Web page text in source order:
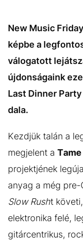
New Music
képbe a
válogatott
újdonságaink
Last Dinner
dala.
Kezdjük talán a
megjelent a
projektjének
anyag a még
Slow Rusht
elektronika felé,
gitárcentrikus,